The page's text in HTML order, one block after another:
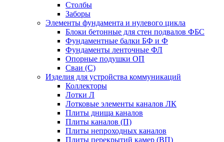
Столбы
Заборы
Элементы фундамента и нулевого цикла
Блоки бетонные для стен подвалов ФБС
Фундаментные балки БФ и Ф
Фундаменты ленточные ФЛ
Опорные подушки ОП
Сваи (С)
Изделия для устройства коммуникаций
Коллекторы
Лотки Л
Лотковые элементы каналов ЛК
Плиты днища каналов
Плиты каналов (П)
Плиты непроходных каналов
Плиты перекрытий камер (ВП)